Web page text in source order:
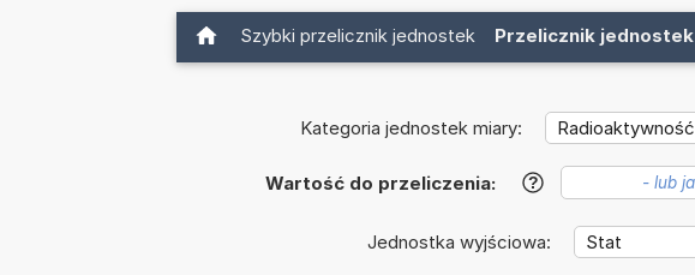
Szybki przelicznik jednostek Przelicznik jednostek
Kategoria jednostek miary:
Wartość do przeliczenia: ?
Jednostka wyjściowa: